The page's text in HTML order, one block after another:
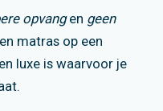
opvangen geen
matras op een
luxe is waarvoor je